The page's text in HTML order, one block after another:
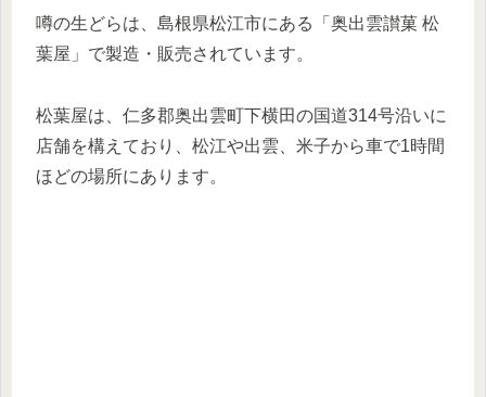
噂の生どらは、島根県松江市にある「奥出雲讃菓 松
葉屋」で製造・販売されています。
松葉屋は、仁多郡奥出雲町下横田の国道314号沿いに
店舗を構えており、松江や出雲、米子から車で1時間
ほどの場所にあります。